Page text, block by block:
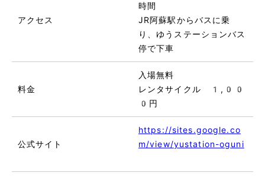
アクセス
時間
JR阿蘇駅からバスに乗
り、ゆうステーションバス
停で下車
料金
入場無料
レンタサイクル 1,00
0円
公式サイト
https://sites.google.co
m/view/yustation-oguni